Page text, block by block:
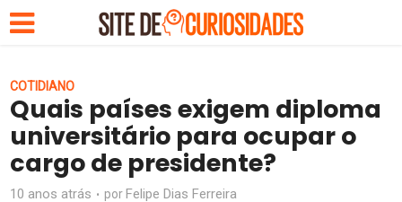
COTIDIANO
Quais países exigem diploma
universitário para ocupar o
cargo de presidente?
10 anos atrás por Felipe Dias Ferreira